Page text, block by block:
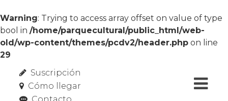
Warning: Trying to access array offset on value of type
bool in /home/parquecultural/public_html/web-
old/wp-content/themes/pcdv2/header.php on line
29
Suscripción
Cómo llegar